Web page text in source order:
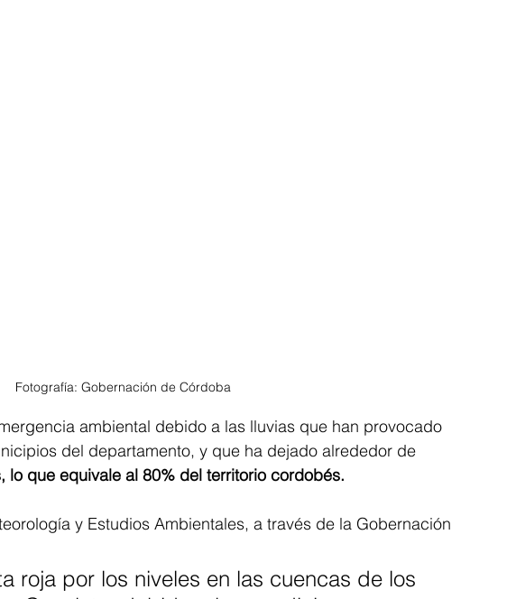
Fotografía: Gobernación de Córdoba
ambiental debido a las lluvias que han provocado
del departamento, y que ha dejado alrededor de
lo que equivale al 80% del territorio cordobés.
y Estudios Ambientales, a través de la Gobernación
roja por los niveles en las cuencas de los